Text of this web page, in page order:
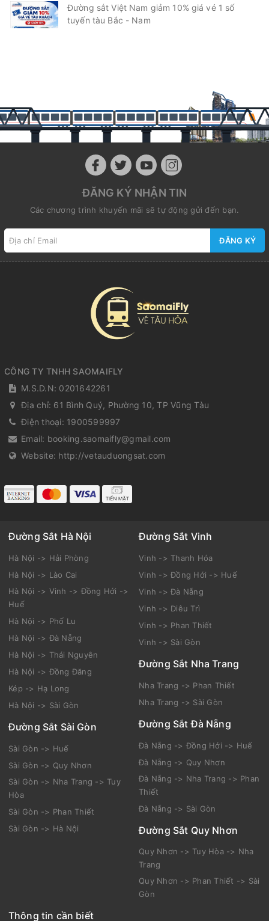
Đường sắt Việt Nam giảm 10% giá vé 1 số
tuyến tàu Bắc - Nam
ĐĂNG KÝ NHẬN TIN
Các chương trình khuyến mãi sẽ tự động gửi đến bạn.
ĐĂNG KÝ
CÔNG TY TNHH SAOMAIFLY
M.S.D.N: 0201642261
Địa chỉ: 61 Bình Quý, Phường 10, TP Vũng Tàu
Điện thoại: 1900599997
Email: booking.saomaifly@gmail.com
Website: http://vetauduongsat.com
Đường Sắt Hà Nội
Hà Nội -> Hải Phòng
Hà Nội -> Lào Cai
Hà Nội -> Vinh -> Đồng Hới ->
Huế
Hà Nội -> Phố Lu
Hà Nội -> Đà Nẵng
Hà Nội -> Thái Nguyên
Hà Nội -> Đồng Đăng
Kép -> Hạ Long
Hà Nội -> Sài Gòn
Đường Sắt Sài Gòn
Sài Gòn -> Huế
Sài Gòn -> Quy Nhơn
Sài Gòn -> Nha Trang -> Tuy
Hòa
Sài Gòn -> Phan Thiết
Sài Gòn -> Hà Nội
Đường Sắt Vinh
Vinh -> Thanh Hóa
Vinh -> Đồng Hới -> Huế
Vinh -> Đà Nẵng
Vinh -> Diêu Trì
Vinh -> Phan Thiết
Vinh -> Sài Gòn
Đường Sắt Nha Trang
Nha Trang -> Phan Thiết
Nha Trang -> Sài Gòn
Đường Sắt Đà Nẵng
Đà Nẵng -> Đồng Hới -> Huế
Đà Nẵng -> Quy Nhơn
Đà Nẵng -> Nha Trang -> Phan
Thiết
Đà Nẵng -> Sài Gòn
Đường Sắt Quy Nhơn
Quy Nhơn -> Tuy Hòa -> Nha
Trang
Quy Nhơn -> Phan Thiết -> Sài
Gòn
Thông tin cần biết